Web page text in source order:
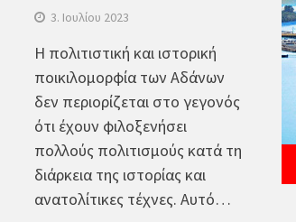
3. Ιουλίου 2023
Η πολιτιστική και ιστορική
ποικιλομορφία των Αδάνων
δεν περιορίζεται στο γεγονός
ότι έχουν φιλοξενήσει
πολλούς πολιτισμούς κατά τη
διάρκεια της ιστορίας και
ανατολίτικες τέχνες. Αυτό…